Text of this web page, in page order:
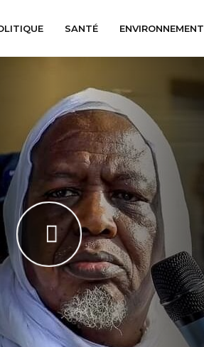
SANTÉ ENVIRONNEMENT